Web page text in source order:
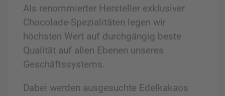
Als renommierter Hersteller exklusiver
Chocolade-Spezialitäten legen wir
höchsten Wert auf durchgängig beste
Qualität auf allen Ebenen unseres
Geschäftssystems.
Dabei werden ausgesuchte Edelkakaos